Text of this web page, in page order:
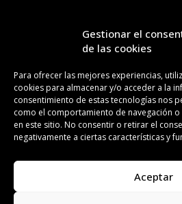
Gestionar el
de las cookies
Para ofrecer las mejores experiencias,
cookies para almacenar y/o acceder a la
consentimiento de estas tecnologías nos
como el comportamiento de navegación
en este sitio. No consentir o retirar el
negativamente a ciertas características y
Aceptar
¡SUSCRÍBETE A NUESTRA
CONTACTO REDACCIÓN
ISSN 2385-4839 DL B